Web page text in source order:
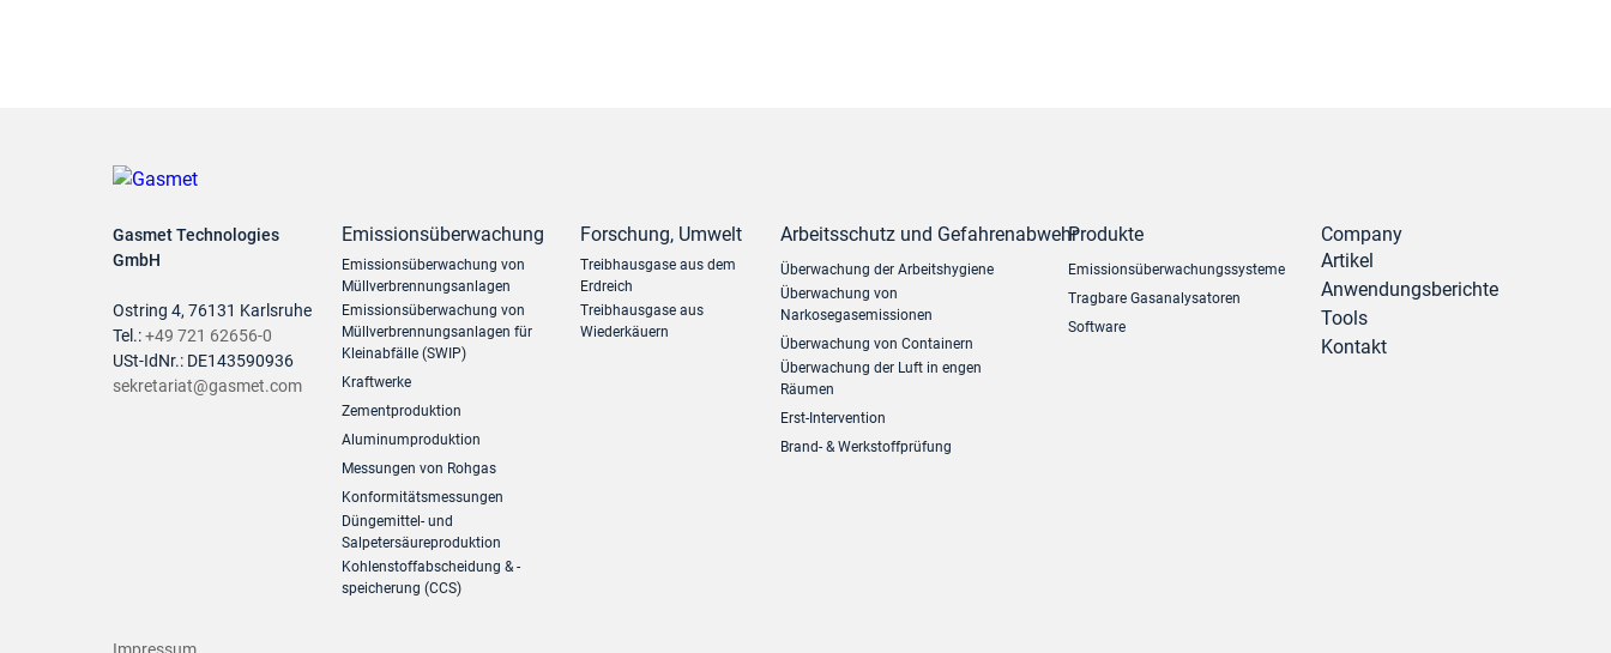
Gasmet Technologies
GmbH
Ostring 4, 76131 Karlsruhe
Tel.:+49 721 62656-0
USt-IdNr.: DE143590936
sekretariat@gasmet.com
Emissionsüberwachung
Emissionsüberwachung von
Müllverbrennungsanlagen
Emissionsüberwachung von
Müllverbrennungsanlagen für
Kleinabfälle (SWIP)
Kraftwerke
Zementproduktion
Aluminumproduktion
Messungen von Rohgas
Konformitätsmessungen
Düngemittel- und
Salpetersäureproduktion
Kohlenstoffabscheidung & -
speicherung (CCS)
Forschung, Umwelt
Treibhausgase aus dem
Erdreich
Treibhausgase aus
Wiederkäuern
Arbeitsschutz und Gefahrenabwehr
Überwachung der Arbeitshygiene
Überwachung von
Narkosegasemissionen
Überwachung von Containern
Überwachung der Luft in engen
Räumen
Erst-Intervention
Brand- & Werkstoffprüfung
Produkte
Emissionsüberwachungssysteme
Tragbare Gasanalysatoren
Software
Company
Artikel
Anwendungsberichte
Tools
Kontakt